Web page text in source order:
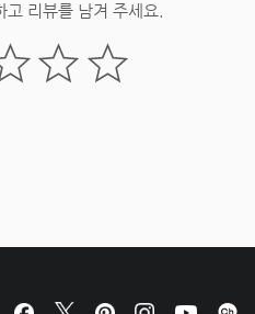
리뷰를 남겨 주세요.